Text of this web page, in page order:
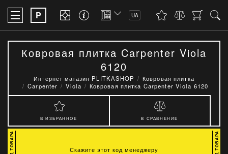
P UA
Ковровая плитка Carpenter Viola
6120
Интернет магазин PLITKASHOP
Ковровая плитка
Carpenter
Viola Ковровая плитка Carpenter Viola 6120
В ИЗБРАННОЕ В СРАВНЕНИЕ
Скажите этот код менеджеру